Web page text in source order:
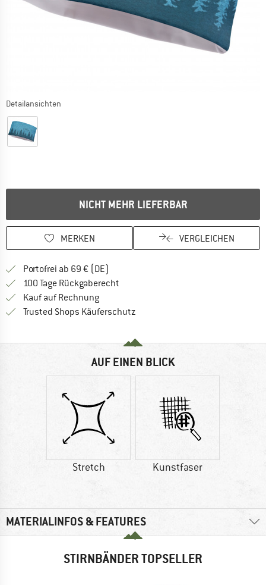
Detailansichten
NICHT MEHR LIEFERBAR
MERKEN VERGLEICHEN
Portofrei ab 69 € (DE)
100 Tage Rückgaberecht
Kauf auf RechnungFinde die Zahlungs-Infos hier! Öffnet
Trusted Shops Käuferschutz
AUF EINEN BLICK
Stretch Kunstfaser
MATERIALINFOS & FEATURES
STIRNBÄNDER TOPSELLER